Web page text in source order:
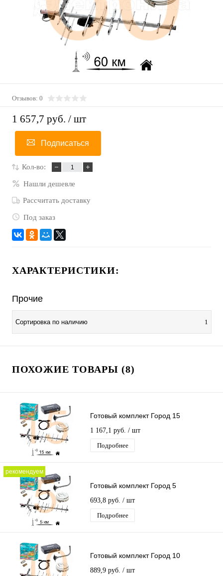
Отзывов: 0
1 657,7 руб. / шт
Подписаться
Кол-во:
Нашли дешевле
Рассчитать доставку
Под заказ
ХАРАКТЕРИСТИКИ:
Прочие
Сортировка по наличию 1
ПОХОЖИЕ ТОВАРЫ (8)
Готовый комплект Город 15
1 167,1 руб. / шт
Подробнее
рекомендуем
Готовый комплект Город 5
693,8 руб. / шт
Подробнее
Готовый комплект Город 10
889,9 руб. / шт